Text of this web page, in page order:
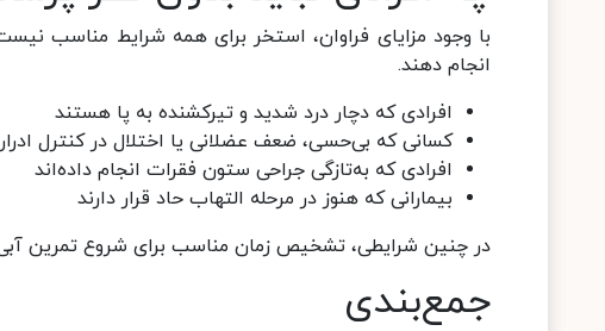
با وجود مزایای فراوان، استخر برای همه شرایط مناسب
انجام دهند.
افرادی که دچار درد شدید و تیرکشنده به پا هستند
کسانی که بی‌حسی، ضعف عضلانی یا اختلال در کنترل
افرادی که به‌تازگی جراحی ستون فقرات انجام داده‌اند
بیمارانی که هنوز در مرحله التهاب حاد قرار دارند
در چنین شرایطی، تشخیص زمان مناسب برای شروع تمرین
جمع‌بندی